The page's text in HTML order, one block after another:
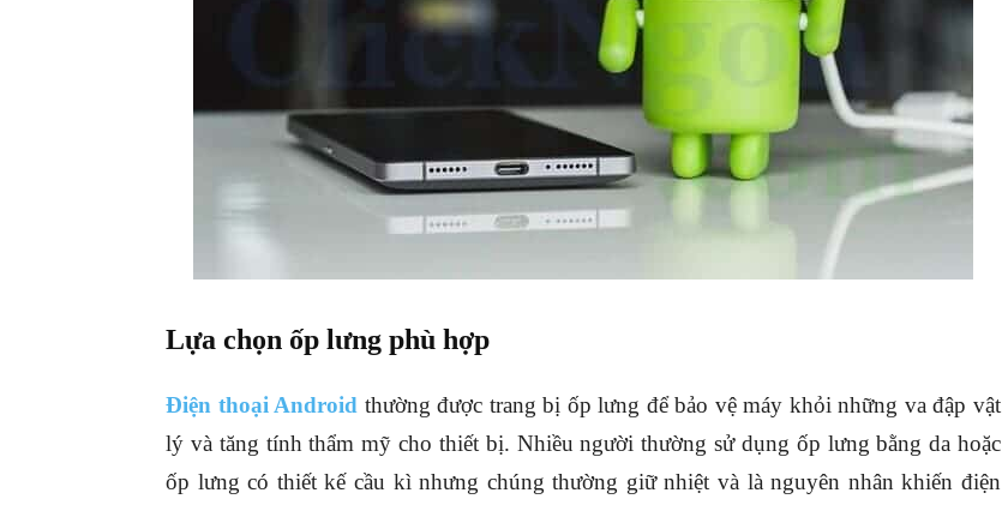
Lựa chọn ốp lưng phù hợp
Điện thoại Android thường được trang bị ốp lưng để bảo vệ máy khỏi những va đập vật
lý và tăng tính thẩm mỹ cho thiết bị. Nhiều người thường sử dụng ốp lưng bằng da hoặc
ốp lưng có thiết kế cầu kì nhưng chúng thường giữ nhiệt và là nguyên nhân khiến điện